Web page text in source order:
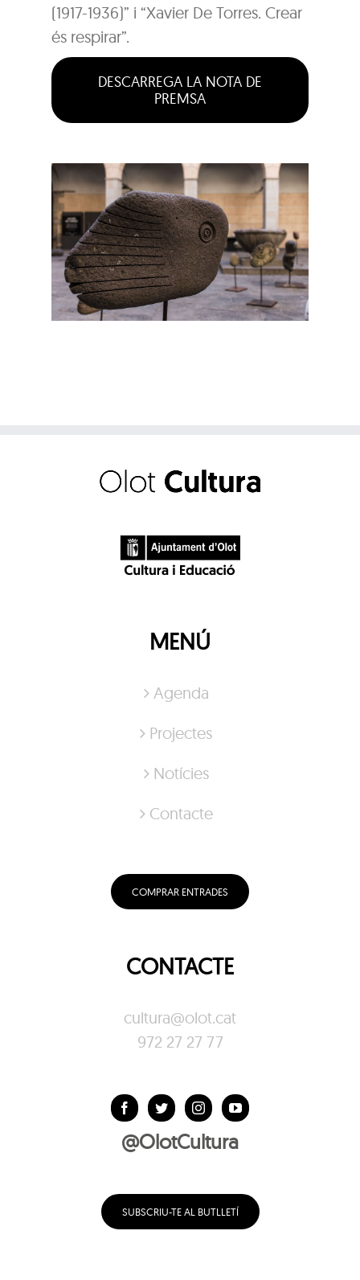
(1917-1936)” i “Xavier De Torres. Crear
és respirar”.
DESCARREGA LA NOTA DE
PREMSA
MENÚ
Agenda
Projectes
Notícies
Contacte
COMPRAR ENTRADES
CONTACTE
cultura@olot.cat
972 27 27 77
@OlotCultura
SUBSCRIU-TE AL BUTLLETÍ